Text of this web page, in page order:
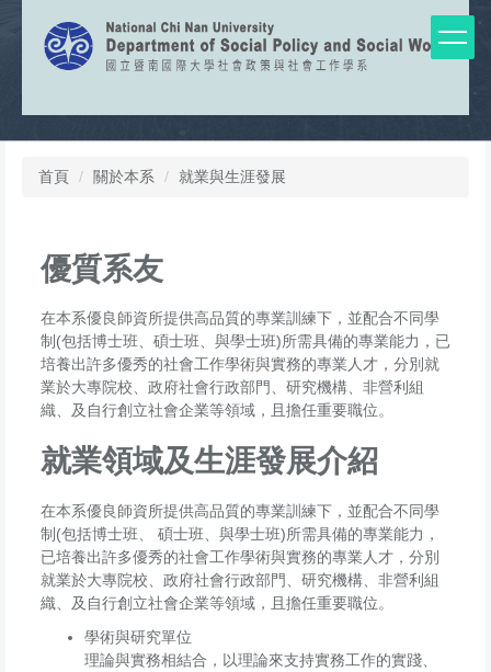
首頁
關於本系 就業與生涯發展
優質系友
在本系優良師資所提供高品質的專業訓練下，並配合不同學
制(包括博士班、碩士班、與學士班)所需具備的專業能力，已
培養出許多優秀的社會工作學術與實務的專業人才，分別就
業於大專院校、政府社會行政部門、研究機構、非營利組
織、及自行創立社會企業等領域，且擔任重要職位。
就業領域及生涯發展介紹
在本系優良師資所提供高品質的專業訓練下，並配合不同學
制(包括博士班、 碩士班、與學士班)所需具備的專業能力，
已培養出許多優秀的社會工作學術與實務的專業人才，分別
就業於大專院校、政府社會行政部門、研究機構、非營利組
織、及自行創立社會企業等領域，且擔任重要職位。
學術與研究單位
理論與實務相結合，以理論來支持實務工作的實踐、